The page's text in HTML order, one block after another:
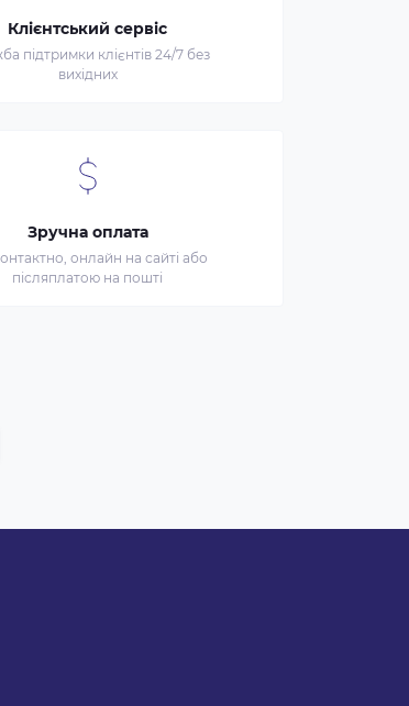
Клієнтський сервіс
підтримки клієнтів 24/7 без
вихідних
Зручна оплата
онлайн на сайті або
післяплатою на пошті